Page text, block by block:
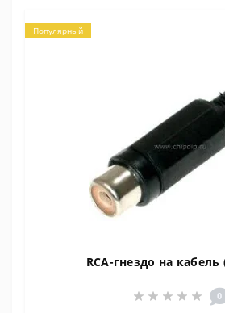
Популярный
RCA-гнездо на
0